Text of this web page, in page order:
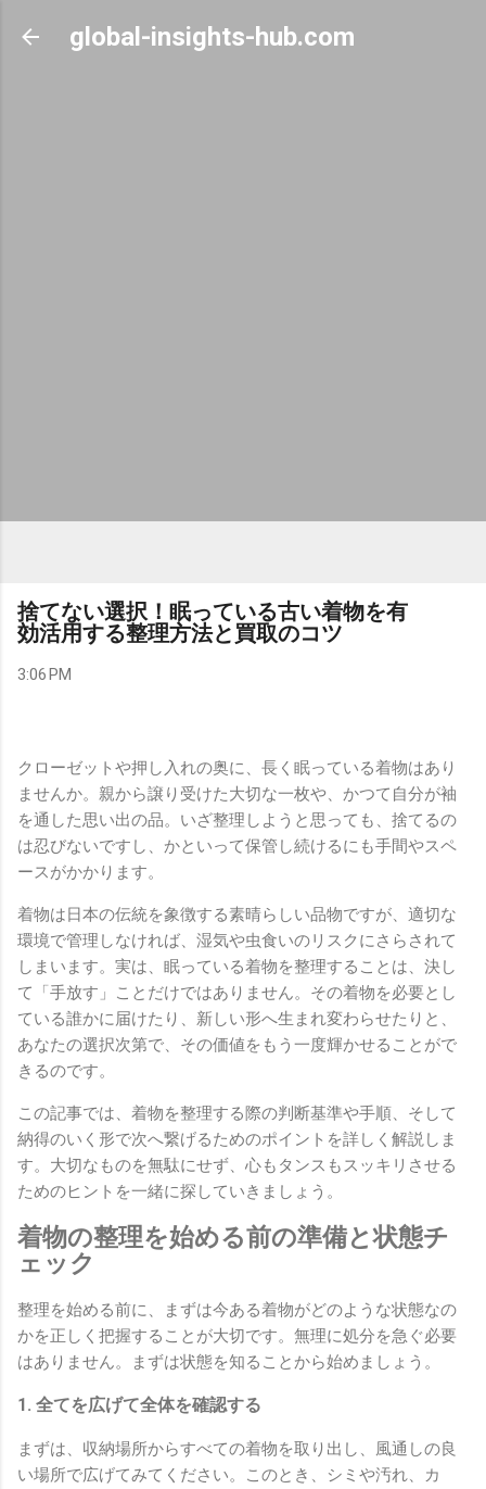
Skip to main content
global-insights-hub.com
捨てない選択！眠っている古い着物を有
効活用する整理方法と買取のコツ
3:06 PM
クローゼットや押し入れの奥に、長く眠っている着物はあり
ませんか。親から譲り受けた大切な一枚や、かつて自分が袖
を通した思い出の品。いざ整理しようと思っても、捨てるの
は忍びないですし、かといって保管し続けるにも手間やスペ
ースがかかります。
着物は日本の伝統を象徴する素晴らしい品物ですが、適切な
環境で管理しなければ、湿気や虫食いのリスクにさらされて
しまいます。実は、眠っている着物を整理することは、決し
て「手放す」ことだけではありません。その着物を必要とし
ている誰かに届けたり、新しい形へ生まれ変わらせたりと、
あなたの選択次第で、その価値をもう一度輝かせることがで
きるのです。
この記事では、着物を整理する際の判断基準や手順、そして
納得のいく形で次へ繋げるためのポイントを詳しく解説しま
す。大切なものを無駄にせず、心もタンスもスッキリさせる
ためのヒントを一緒に探していきましょう。
着物の整理を始める前の準備と状態チ
ェック
整理を始める前に、まずは今ある着物がどのような状態なの
かを正しく把握することが大切です。無理に処分を急ぐ必要
はありません。まずは状態を知ることから始めましょう。
1. 全てを広げて全体を確認する
まずは、収納場所からすべての着物を取り出し、風通しの良
い場所で広げてみてください。このとき、シミや汚れ、カ